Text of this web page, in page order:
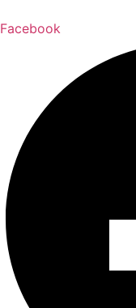
Facebook